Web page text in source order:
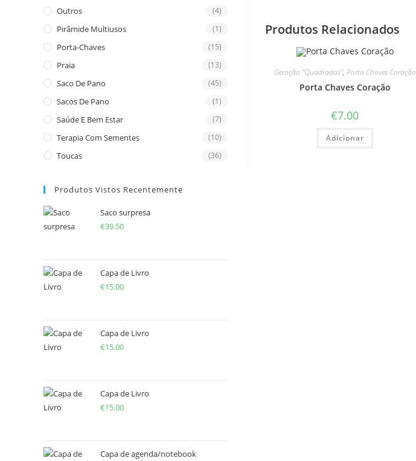
Outros (4)
Pirâmide Multiusos (1)
Porta-Chaves (15)
Praia (13)
Saco De Pano (45)
Sacos De Pano (1)
Saúde E Bem Estar (7)
Terapia Com Sementes (10)
Toucas (36)
Produtos Vistos Recentemente
Saco surpresa
€39.50
Capa de Livro
€15.00
Capa de Livro
€15.00
Capa de Livro
€15.00
Capa de agenda/notebook
Produtos Relacionados
Geração "Quadrados", Porta Chaves Coração
Porta Chaves Coração
€7.00
Adicionar